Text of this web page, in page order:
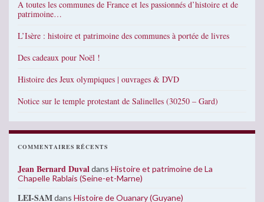
A toutes les communes de France et les passionnés d’histoire et de
patrimoine…
L’Isère : histoire et patrimoine des communes à portée de livres
Des cadeaux pour Noël !
Histoire des Jeux olympiques | ouvrages & DVD
Notice sur le temple protestant de Salinelles (30250 – Gard)
COMMENTAIRES RÉCENTS
Jean Bernard Duvaldans Histoire et patrimoine de La
Chapelle Rablais (Seine-et-Marne)
LEI-SAMdans Histoire de Ouanary (Guyane)